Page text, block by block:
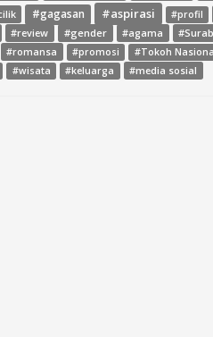
#gagasan #aspirasi #profil
#review #gender #agama
#romansa #promosi #Tokoh
#wisata #keluarga #media sosial